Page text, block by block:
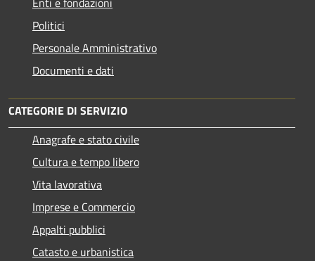
Politici
Personale Amministrativo
Documenti e dati
CATEGORIE DI SERVIZIO
Anagrafe e stato civile
Cultura e tempo libero
Vita lavorativa
Imprese e Commercio
Appalti pubblici
Catasto e urbanistica